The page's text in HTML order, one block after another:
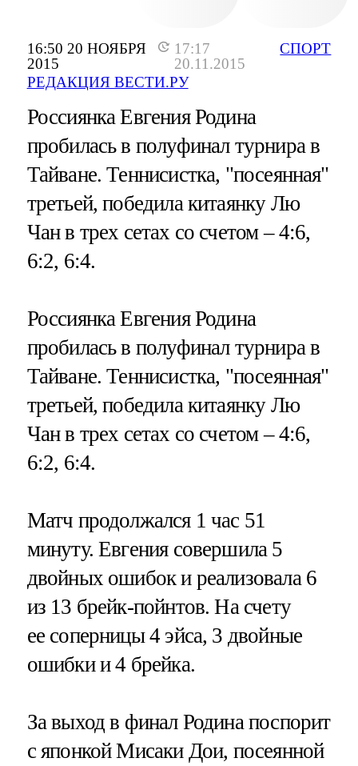
16:50 20 НОЯБРЯ
2015
17:17
20.11.2015
РЕДАКЦИЯ ВЕСТИ.РУ
СПОРТ
Россиянка Евгения Родина
пробилась в полуфинал турнира в
Тайване. Теннисистка, "посеянная"
третьей, победила китаянку Лю
Чан в трех сетах со счетом – 4:6,
6:2, 6:4.
Россиянка Евгения Родина
пробилась в полуфинал турнира в
Тайване. Теннисистка, "посеянная"
третьей, победила китаянку Лю
Чан в трех сетах со счетом – 4:6,
6:2, 6:4.
Матч продолжался 1 час 51
минуту. Евгения совершила 5
двойных ошибок и реализовала 6
из 13 брейк-пойнтов. На счету
ее соперницы 4 эйса, 3 двойные
ошибки и 4 брейка.
За выход в финал Родина поспорит
с японкой Мисаки Дои, посеянной